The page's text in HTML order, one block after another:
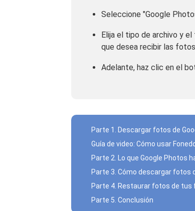
Seleccione "Google
Elija el tipo de archivo y
que desea recibir las
Adelante, haz clic en el
Parte 1. Descargar fotos de
Guía de video: Cómo usar
Parte 2. Lo que Google Photos
Parte 3. Cómo descargar fotos
Parte 4. Restaurar fotos de tus
Parte 5. Conclusión